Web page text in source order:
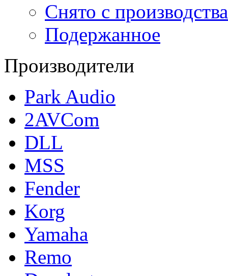
Снято с производства
Подержанное
Производители
Park Audio
2AVCom
DLL
MSS
Fender
Korg
Yamaha
Remo